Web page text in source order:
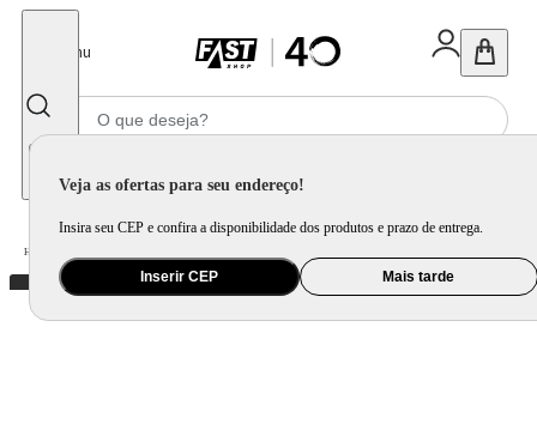
Menu
Veja as ofertas para seu endereço!
Insira seu CEP e confira a disponibilidade dos produtos e prazo de entrega.
Inserir CEP Mais tarde
Home